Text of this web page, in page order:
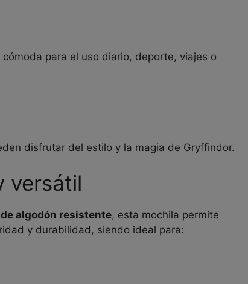
cómoda para el uso diario, deporte, viajes o
disfrutar del estilo y la magia de Gryffindor.
versátil
algodón resistente, esta mochila permite
y durabilidad, siendo ideal para: